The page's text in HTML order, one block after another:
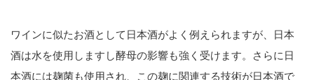
ワインに似たお酒として日本酒がよく例えられますが、日本
酒は水を使用しますし酵母の影響も強く受けます。さらに日
本酒には麹菌も使用され、この麹に関連する技術が日本酒で